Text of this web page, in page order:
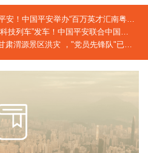
平安举办“百万英才汇南粤”2026校企合作交流会
中国平安联合中国青基会发起2026年“少年科技中国行”活动
灾 ，"党员先锋队"已奔赴灾区一线，完成首笔车险赔付